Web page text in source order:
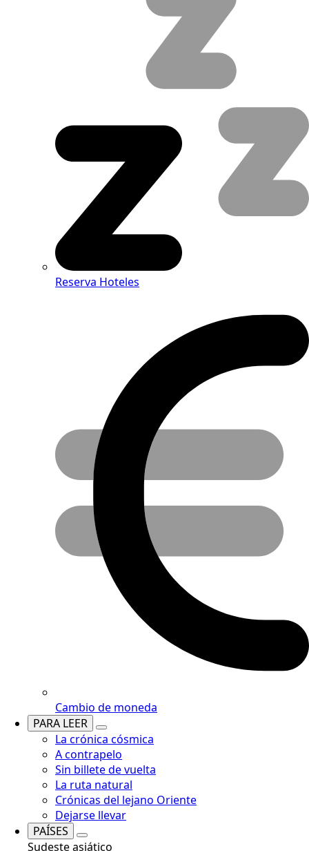
Reserva Hoteles
Cambio de moneda
PARA LEER
La crónica cósmica
A contrapelo
Sin billete de vuelta
La ruta natural
Crónicas del lejano Oriente
Dejarse llevar
PAÍSES
Sudeste asiático